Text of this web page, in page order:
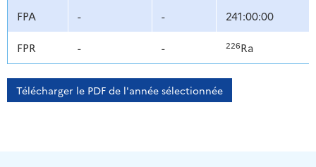
FPA - - 241:00:00
FPR - - 226Ra
Télécharger le PDF de l'année sélectionnée